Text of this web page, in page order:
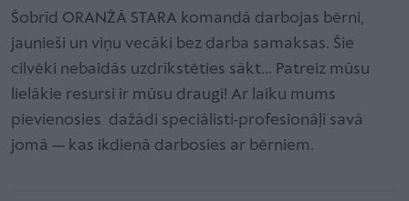
Šobrīd ORANŽĀ STARA komandā darbojas bērni,
jaunieši un viņu vecāki bez darba samaksas. Šie
cilvēki nebaidās uzdrīkstēties sākt... Patreiz mūsu
lielākie resursi ir mūsu draugi! Ar laiku mums
pievienosies dažādi speciālisti-profesionāļi savā
jomā — kas ikdienā darbosies ar bērniem.